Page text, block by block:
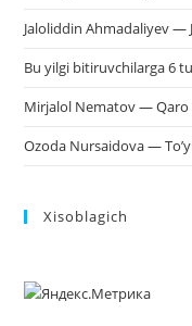
Jaloliddin Ahmadaliyev —
Bu yilgi bitiruvchilarga 6
Mirjalol Nematov — Qaro
Ozoda Nursaidova —
Xisoblagich